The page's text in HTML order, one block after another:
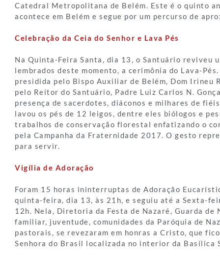
Catedral Metropolitana de Belém. Este é o quinto
acontece em Belém e segue por um percurso de
Celebração da Ceia do Senhor e Lava Pés
Na Quinta-Feira Santa, dia 13, o Santuário reviveu
lembrados deste momento, a cerimônia do Lava-
presidida pelo Bispo Auxiliar de Belém, Dom Irineu
pelo Reitor do Santuário, Padre Luiz Carlos N.
presença de sacerdotes, diáconos e milhares de
lavou os pés de 12 leigos, dentre eles biólogos e
trabalhos de conservação florestal enfatizando o
pela Campanha da Fraternidade 2017. O gesto
para servir.
Vigília de Adoração
Foram 15 horas ininterruptas de Adoração
quinta-feira, dia 13, às 21h, e seguiu até a Sexta-
12h. Nela, Diretoria da Festa de Nazaré, Guarda de
familiar, juventude, comunidades da Paróquia de
pastorais, se revezaram em honras a Cristo, que
Senhora do Brasil localizada no interior da Basílica